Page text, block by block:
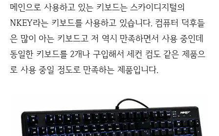
메인으로 사용하고 있는 키보드는 스카이디지털의
NKEY라는 키보드를 사용하고 있습니다. 컴퓨터 덕후들
은 많이 아는 키보드고 저 역시 만족하면서 사용 중인데
동일한 키보드를 2개나 구입해서 세컨 컴도 같은 제품으
로 사용 중일 정도로 만족하는 제품입니다.